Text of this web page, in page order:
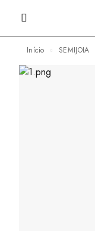
Início SEMIJOIA